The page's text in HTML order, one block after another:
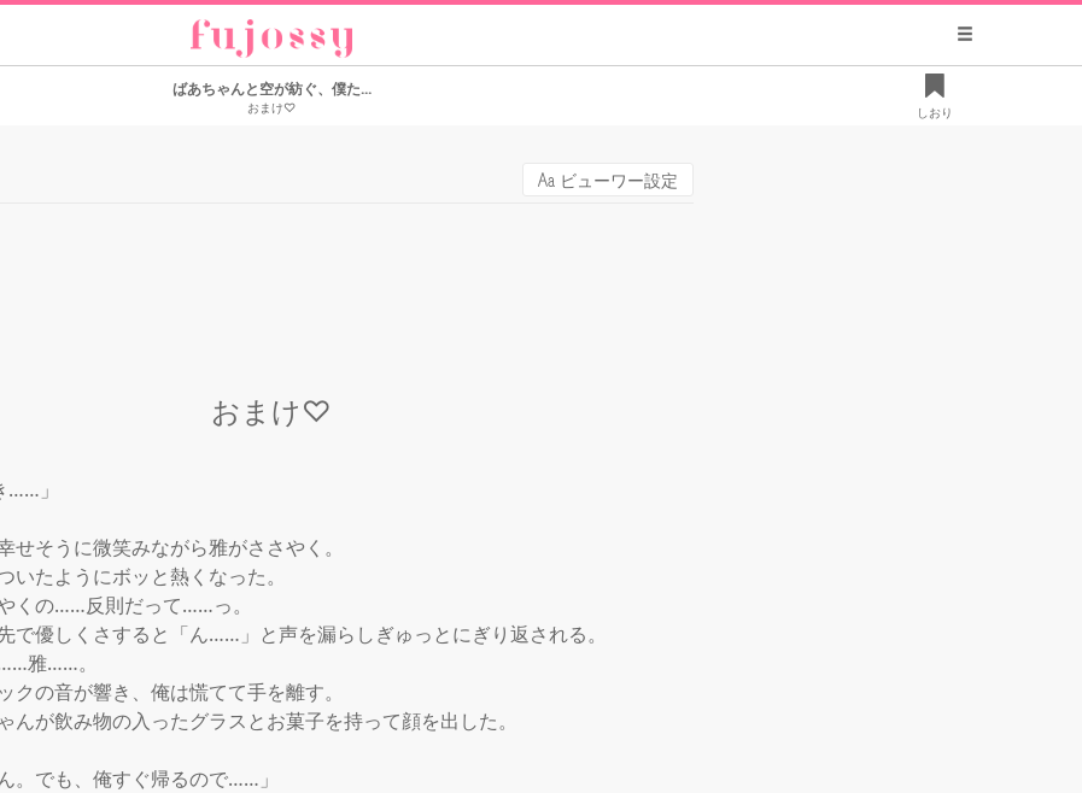
ばあちゃんと空が紡ぐ、僕た...
おまけ♡ しおり
ビューワー設定
おまけ♡
……」
せそうに微笑みながら雅がささやく。
たようにボッと熱くなった。
くの……反則だって……っ。
で優しくさすると「ん……」と声を漏らしぎゅっとにぎり返される。
雅……。
クの音が響き、俺は慌てて手を離す。
んが飲み物の入ったグラスとお菓子を持って顔を出した。
。でも、俺すぐ帰るので……」